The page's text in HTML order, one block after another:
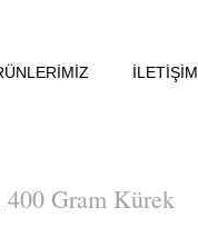
İLETİŞİM
400 Gram Kürek